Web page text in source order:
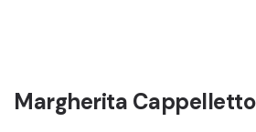
Margherita Cappelletto